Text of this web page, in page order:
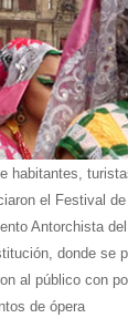
habitantes,
el Festival
Antorchista
donde se
al público con
de ópera